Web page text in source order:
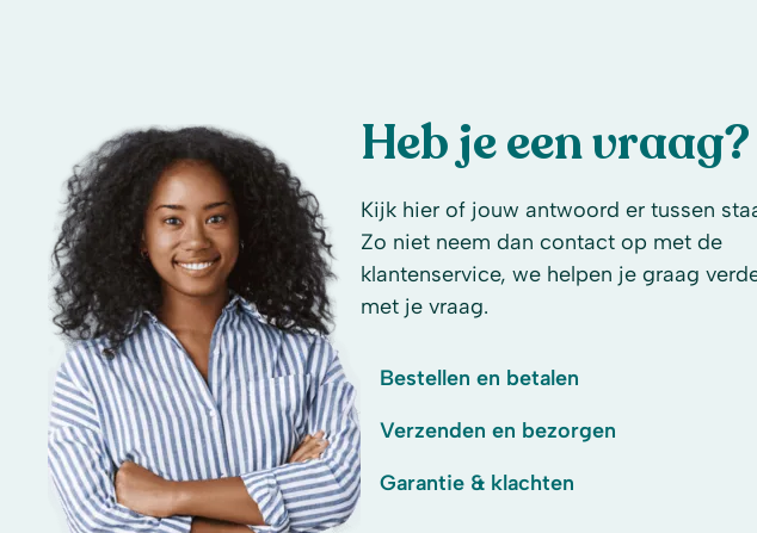
Heb je een vraag?
Kijk hier of jouw antwoord er tussen
Zo niet neem dan contact op met de
klantenservice, we helpen je graag
met je vraag.
Bestellen en betalen
Verzenden en bezorgen
Garantie & klachten